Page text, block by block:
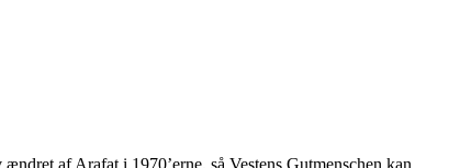
af Arafat i 1970’erne, så Vestens Gutmenschen kan